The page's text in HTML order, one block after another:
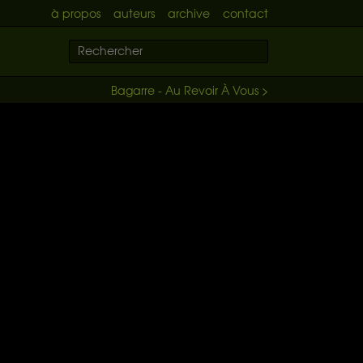
à propos auteurs archive contact
Bagarre - Au Revoir À Vous >